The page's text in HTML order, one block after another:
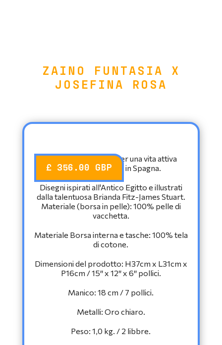
ZAINO FUNTASIA X
JOSEFINA ROSA
£ 356.00 GBP
Uno zaino elegante per una vita attiva
realizzato a mano in Spagna.
Disegni ispirati all'Antico Egitto e illustrati
dalla talentuosa Brianda Fitz-James Stuart.
Materiale (borsa in pelle): 100% pelle di
vacchetta.
Materiale Borsa interna e tasche: 100% tela
di cotone.
Dimensioni del prodotto: H37cm x L31cm x
P16cm / 15″ x 12″ x 6″ pollici.
Manico: 18 cm / 7 pollici.
Metalli: Oro chiaro.
Peso: 1,0 kg. / 2 libbre.